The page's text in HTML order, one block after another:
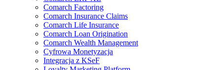
Comarch Factoring
Comarch Insurance Claims
Comarch Life Insurance
Comarch Loan Origination
Comarch Wealth Management
Cyfrowa Monetyzacja
Integracja z KSeF